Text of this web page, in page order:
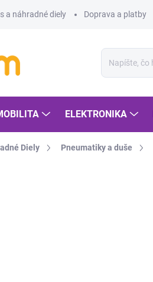
a náhradné diely Doprava a platby
ELEKTRONIKA
Diely Pneumatiky a duše